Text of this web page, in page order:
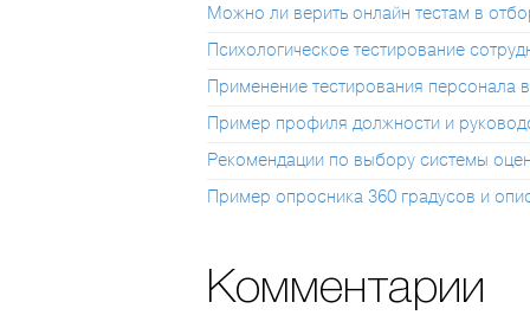
Можно ли верить онлайн тестам в
Психологическое тестирование
Применение тестирования персонала
Пример профиля должности и
Рекомендации по выбору системы
Пример опросника 360 градусов и
Комментарии